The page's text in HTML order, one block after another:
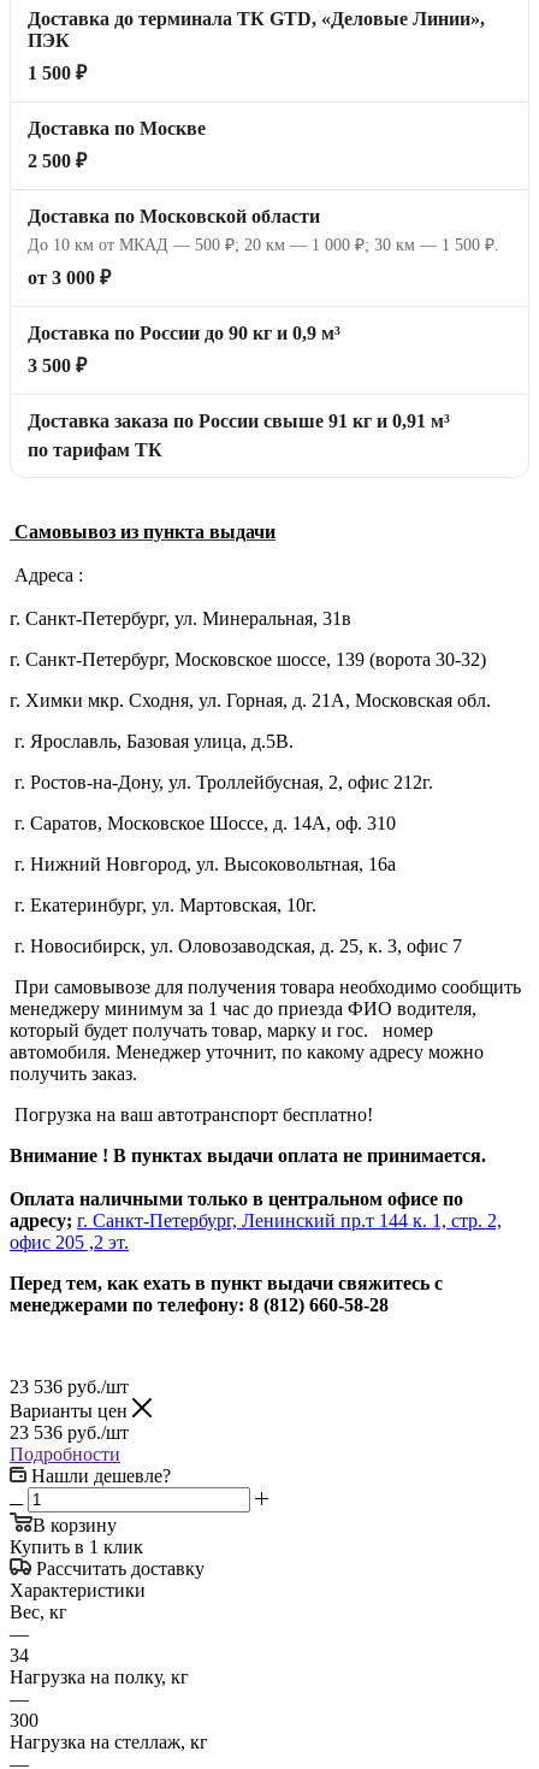
Доставка до терминала ТК GTD, «Деловые Линии»,
ПЭК
1 500 ₽
Доставка по Москве
2 500 ₽
Доставка по Московской области
До 10 км от МКАД — 500 ₽; 20 км — 1 000 ₽; 30 км — 1 500 ₽.
от 3 000 ₽
Доставка по России до 90 кг и 0,9 м³
3 500 ₽
Доставка заказа по России свыше 91 кг и 0,91 м³
по тарифам ТК
Самовывоз из пункта выдачи
Адреса :
г. Санкт-Петербург, ул. Минеральная, 31в
г. Санкт-Петербург, Московское шоссе, 139 (ворота 30-32)
г. Химки мкр. Сходня, ул. Горная, д. 21А, Московская обл.
г. Ярославль, Базовая улица, д.5В.
г. Ростов-на-Дону, ул. Троллейбусная, 2, офис 212г.
г. Саратов, Московское Шоссе, д. 14А, оф. 310
г. Нижний Новгород, ул. Высоковольтная, 16а
г. Екатеринбург, ул. Мартовская, 10г.
г. Новосибирск, ул. Оловозаводская, д. 25, к. 3, офис 7
При самовывозе для получения товара необходимо сообщить
менеджеру минимум за 1 час до приезда ФИО водителя,
который будет получать товар, марку и гос. номер
автомобиля. Менеджер уточнит, по какому адресу можно
получить заказ.
Погрузка на ваш автотранспорт бесплатно!
Внимание ! В пунктах выдачи оплата не принимается.
Оплата наличными только в центральном офисе по
адресу; г. Санкт-Петербург, Ленинский пр.т 144 к. 1, стр. 2,
офис 205 ,2 эт.
Перед тем, как ехать в пункт выдачи свяжитесь с
менеджерами по телефону: 8 (812) 660-58-28
23 536 руб./шт
Варианты цен
23 536 руб./шт
Подробности
Нашли дешевле?
В корзину
Купить в 1 клик
Рассчитать доставку
Характеристики
Вес, кг
—
34
Нагрузка на полку, кг
—
300
Нагрузка на стеллаж, кг
—